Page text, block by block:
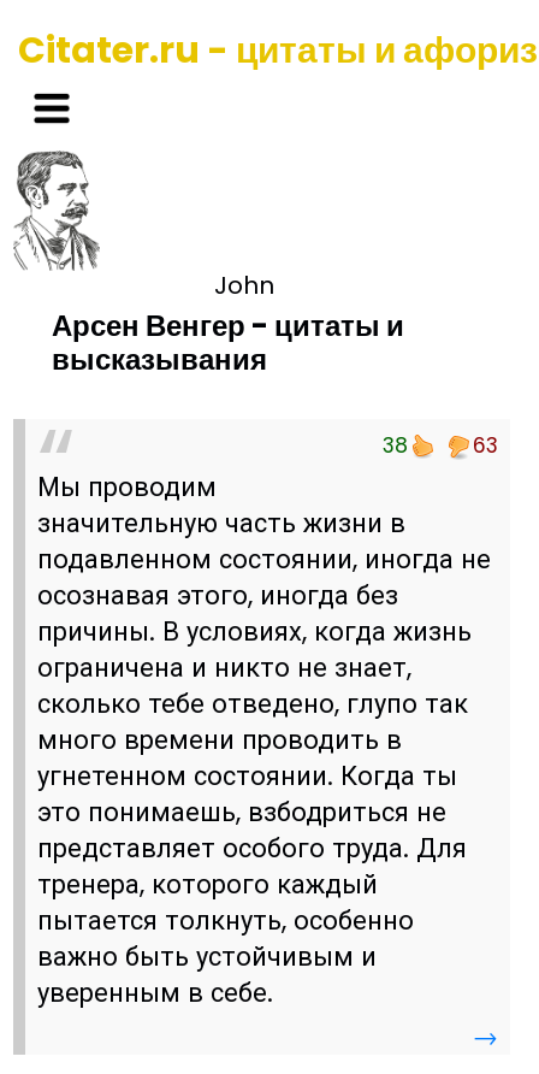
Citater.ru - цитаты и
John
Арсен Венгер - цитаты и
высказывания
38 63
Мы проводим
значительную часть жизни в
подавленном состоянии, иногда не
осознавая этого, иногда без
причины. В условиях, когда жизнь
ограничена и никто не знает,
сколько тебе отведено, глупо так
много времени проводить в
угнетенном состоянии. Когда ты
это понимаешь, взбодриться не
представляет особого труда. Для
тренера, которого каждый
пытается толкнуть, особенно
важно быть устойчивым и
уверенным в себе.
→